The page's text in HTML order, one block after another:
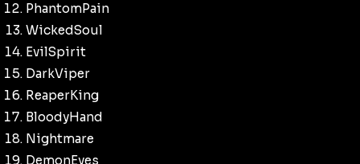
PhantomPain
WickedSoul
EvilSpirit
DarkViper
ReaperKing
BloodyHand
Nightmare
DemonEyes